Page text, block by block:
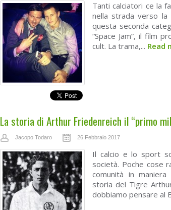
Tanti calciatori ce la
nella strada verso la
questa seconda
“Space Jam”, il film
cult. La trama,... Read
La storia di Arthur Friedenreich il “primo
Jacopo Todaro 26 Febbraio 2017
Il calcio e lo sport
società. Poche cose
comunità in
storia del Tigre
dobbiamo pensare al